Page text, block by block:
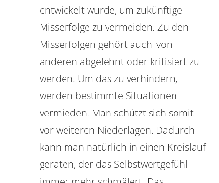
entwickelt wurde, um zukünftige
Misserfolge zu vermeiden. Zu den
Misserfolgen gehört auch, von
anderen abgelehnt oder kritisiert zu
werden. Um das zu verhindern,
werden bestimmte Situationen
vermieden. Man schützt sich somit
vor weiteren Niederlagen. Dadurch
kann man natürlich in einen Kreislauf
geraten, der das Selbstwertgefühl